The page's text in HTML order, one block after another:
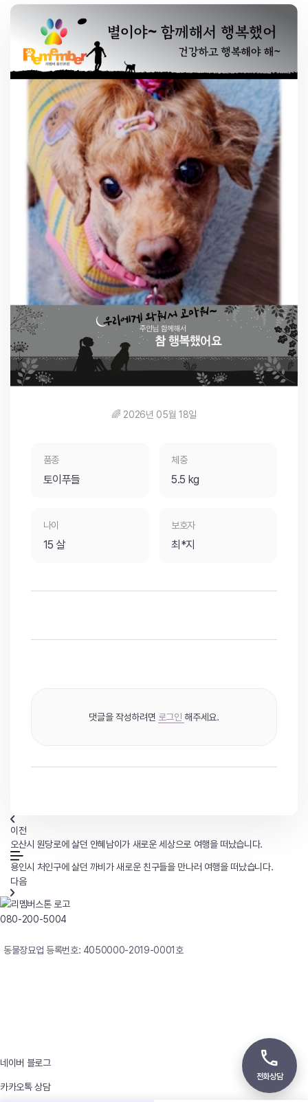
🌈 2026년 05월 18일
품종
토이푸들
체중
5.5 kg
나이
15 살
보호자
최*지
댓글을 작성하려면 로그인 해주세요.
이전
오산시 원당로에 살던 안혜남이가 새로운 세상으로 여행을 떠났습니다.
용인시 처인구에 살던 까비가 새로운 친구들을 만나러 여행을 떠났습니다.
다음
080-200-5004
동물장묘업 등록번호: 4050000-2019-0001호
네이버 블로그
카카오톡 상담
전화상담